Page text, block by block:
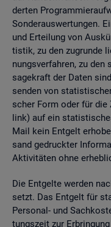
der­ten
Son­der­aus­wer­tun­gen.
und Er­tei­lung von
tis­tik, zu den zu­grun­de
nungs­ver­fah­ren, zu
sa­ge­kraft der Daten
sen­den von
scher Form oder für
link) auf ein
Mail kein Ent­gelt
sand ge­druck­ter
Ak­ti­vi­tä­ten ohne
Die Ent­gel­te wer­den
setzt. Das Ent­gelt für
Per­so­nal- und
tungs­zeit zur